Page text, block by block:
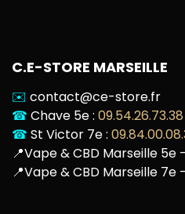
C.E-STORE MARSEILLE
✉️ contact@ce-store.fr
☎ Chave 5e : 09.54.26.73.38
☎ St Victor 7e :
📍Vape & CBD Marseille 5e
📍Vape & CBD Marseille